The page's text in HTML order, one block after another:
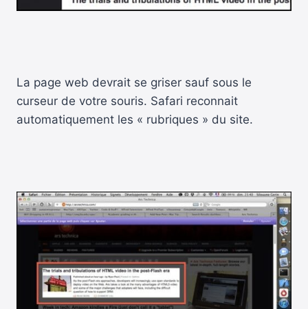
La page web devrait se griser sauf sous le
curseur de votre souris. Safari reconnait
automatiquement les « rubriques » du site.